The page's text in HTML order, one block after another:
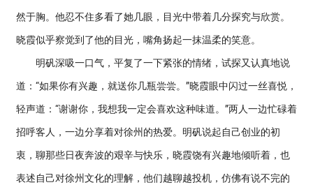
然于胸。他忍不住多看了她几眼，目光中带着几分探究与欣赏。
晓霞似乎察觉到了他的目光，嘴角扬起一抹温柔的笑意。
明矾深吸一口气，平复了一下紧张的情绪，试探又认真地说
道：“如果你有兴趣，就送你几瓶尝尝。”晓霞眼中闪过一丝喜悦，
轻声道：“谢谢你，我想我一定会喜欢这种味道。”两人一边忙碌着
招呼客人，一边分享着对徐州的热爱。明矾说起自己创业的初
衷，聊那些日夜奔波的艰辛与快乐，晓霞饶有兴趣地倾听着，也
表述自己对徐州文化的理解，他们越聊越投机，仿佛有说不完的